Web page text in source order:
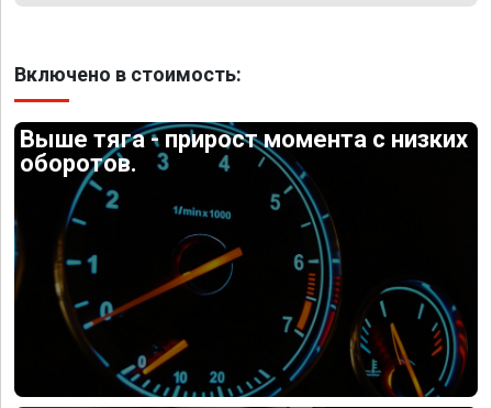
Включено в стоимость:
Выше тяга - прирост момента с низких
оборотов.